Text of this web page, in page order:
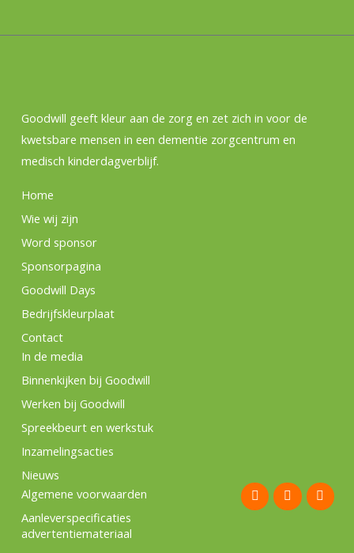
Goodwill geeft kleur aan de zorg en zet zich in voor de
kwetsbare mensen in een dementie zorgcentrum en
medisch kinderdagverblijf.
Home
Wie wij zijn
Word sponsor
Sponsorpagina
Goodwill Days
Bedrijfskleurplaat
Contact
In de media
Binnenkijken bij Goodwill
Werken bij Goodwill
Spreekbeurt en werkstuk
Inzamelingsacties
Nieuws
Algemene voorwaarden
Aanleverspecificaties
advertentiemateriaal
F
a
c
I
n
s
L
i
n